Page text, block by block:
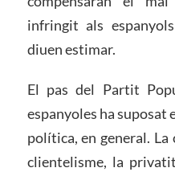
infringit als
diuen estimar.
El pas del Partit
espanyoles ha suposat
política, en general. La
clientelisme, la